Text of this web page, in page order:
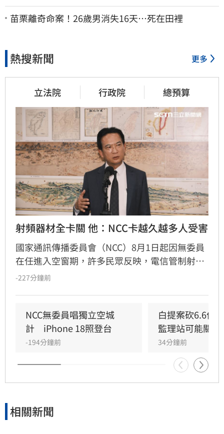
聲「其實我很清楚」
苗栗離奇命案！26歲男消失16天…死在田裡
熱搜新聞 更多
立法院 行政院 總預算
射頻器材全卡關 他：NCC卡越久越多人受害
國家通訊傳播委員會（NCC）8月1日起因無委員
在任進入空窗期，許多民眾反映，電信管制射頻
器材因無法獲得許可，全部卡在海關。民進黨立
市公司每天都得支付龐大倉儲費用，因此向他陳
情詢問，到底何時才能通過人事案，讓林俊憲忍
不住感嘆，「人事案可以有不同立場，但不該讓
-227分鐘前
NCC無委員唱獨立空城
計　iPhone 18照登台
-194分鐘前
白提案砍6.6億
監理站可能關門
34分鐘前
相關新聞